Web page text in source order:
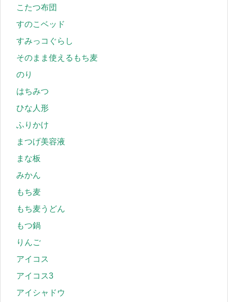
こたつ布団
すのこベッド
すみっコぐらし
そのまま使えるもち麦
のり
はちみつ
ひな人形
ふりかけ
まつげ美容液
まな板
みかん
もち麦
もち麦うどん
もつ鍋
りんご
アイコス
アイコス3
アイシャドウ